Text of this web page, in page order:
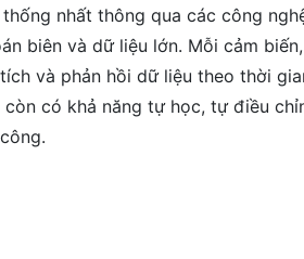
nhất thông qua các công
biên và dữ liệu lớn. Mỗi cảm
và phản hồi dữ liệu theo thời
có khả năng tự học, tự điều